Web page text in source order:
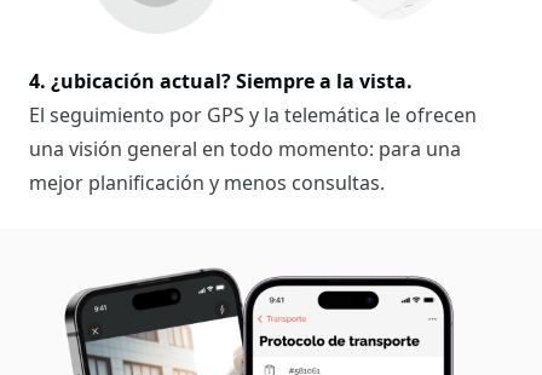
4. ¿ubicación actual? Siempre a la vista.
El seguimiento por GPS y la telemática le ofrecen
una visión general en todo momento: para una
mejor planificación y menos consultas.